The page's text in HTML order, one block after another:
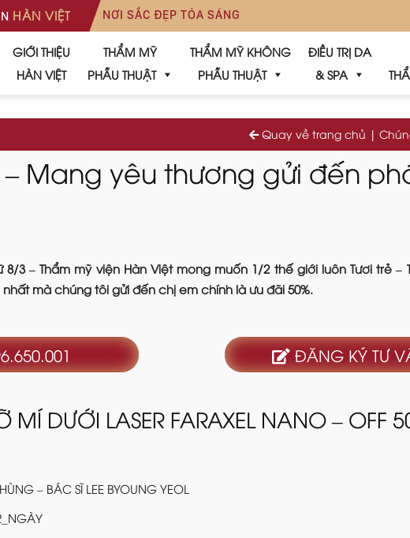
HÀN VIỆT NƠI SẮC ĐẸP TỎA SÁNG
GIỚI THIỆU
HÀN VIỆT
THẨM MỸ
PHẪU THUẬT
THẨM MỸ KHÔNG
PHẪU THUẬT
ĐIỀU TRỊ DA
& SPA
Quay về trang chủ |
Mang yêu thương gửi đến
3 – Thẩm mỹ viện Hàn Việt mong muốn 1/2 thế giới luôn Tươi trẻ –
mà chúng tôi gửi đến chị em chính là ưu đãi 50%.
ĐĂNG KÝ TƯ
MÍ DƯỚI LASER FARAXEL NANO – OFF
– BÁC SĨ LEE BYOUNG YEOL